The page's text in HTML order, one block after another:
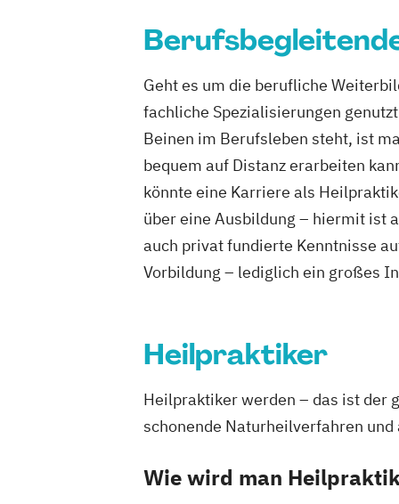
Geht es um die berufliche
fachliche Spezialisierungen
Beinen im Berufsleben steht, ist
bequem auf Distanz erarbeiten
könnte eine Karriere als
über eine Ausbildung – hiermit ist
auch privat fundierte Kenntnisse
Vorbildung – lediglich ein großes
Heilpraktiker
Heilpraktiker werden – das ist der
schonende Naturheilverfahren
Wie wird man